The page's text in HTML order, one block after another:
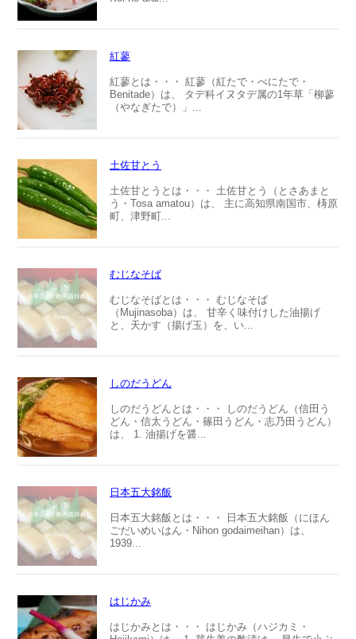
紅蓼
紅蓼とは・・・ 紅蓼（紅たで・べにたで・
Benitade）は、 タデ科イヌタデ属の1年草「柳蓼
（やなぎたで）」...
土佐甘とう
土佐甘とうとは・・・ 土佐甘とう（とさあまと
う・Tosa amatou）は、 主に高知県南国市、梼原
町、津野町...
むじなそば
むじなそばとは・・・ むじなそば
（Mujinasoba）は、 甘辛く味付けした油揚げ
と、天かす（揚げ玉）を、い...
しのだうどん
しのだうどんとは・・・ しのだうどん（信田う
どん・信太うどん・篠田うどん・志乃田うどん）
は、 1. 油揚げを醤...
日本五大銘飯
日本五大銘飯とは・・・ 日本五大銘飯（にほん
ごだいめいはん・Nihon godaimeihan）は、
1939...
はじかみ
はじかみとは・・・ はじかみ（ハジカミ・